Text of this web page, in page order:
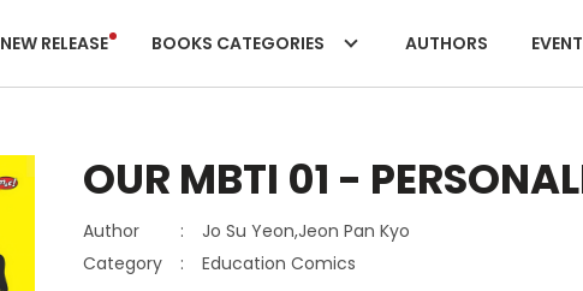
NEW RELEASE BOOKS CATEGORIES AUTHORS EVENT
OUR MBTI 01 -
Author :
Jo Su Yeon,Jeon Pan Kyo
Category
: Education Comics